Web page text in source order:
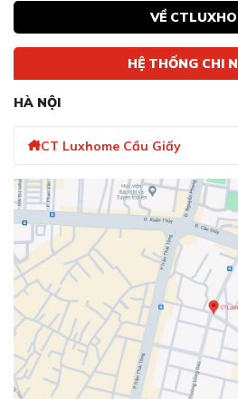
VỀ
HỆ THỐNG CHI
HÀ NỘI
CT Luxhome Cầu Giấy